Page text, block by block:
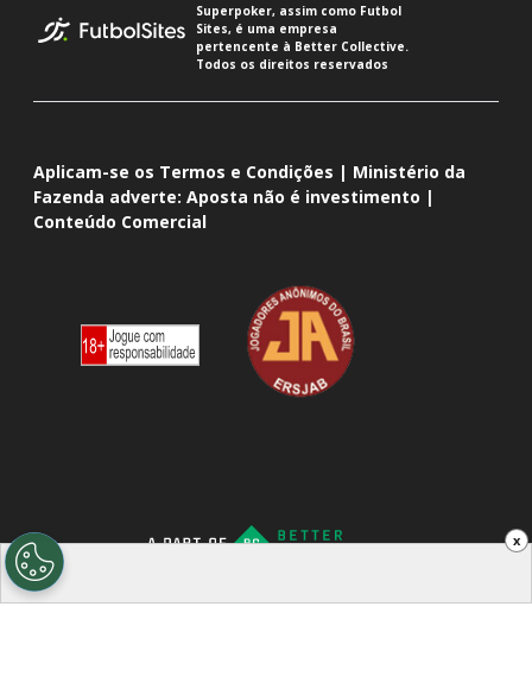
x
Superpoker, assim como Futbol
Sites, é uma empresa
pertencente à Better Collective.
Todos os direitos reservados
Aplicam-se os Termos e Condições | Ministério da
Fazenda adverte: Aposta não é investimento |
Conteúdo Comercial